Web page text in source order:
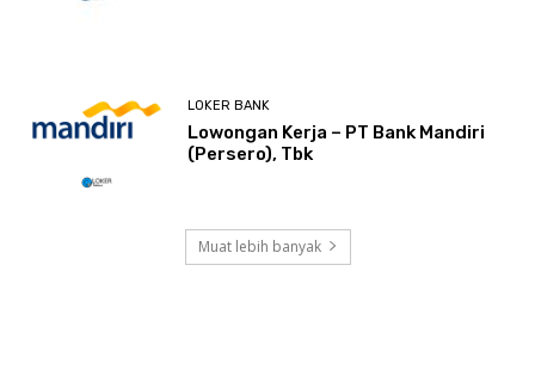
LOKER BANK
Lowongan Kerja – PT Bank Mandiri
(Persero), Tbk
Muat lebih banyak